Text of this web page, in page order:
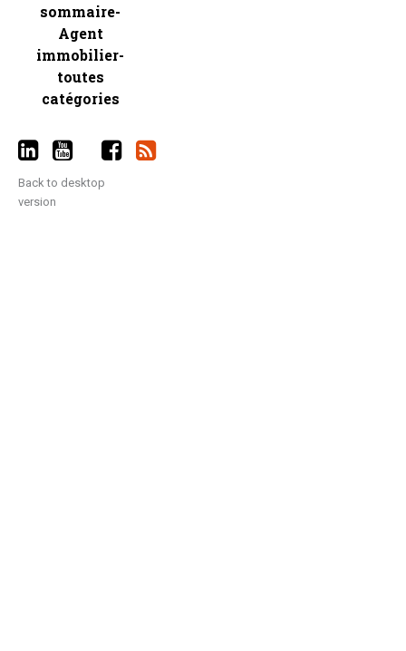
sommaire-
Agent
immobilier-
toutes
catégories
Back to desktop
version